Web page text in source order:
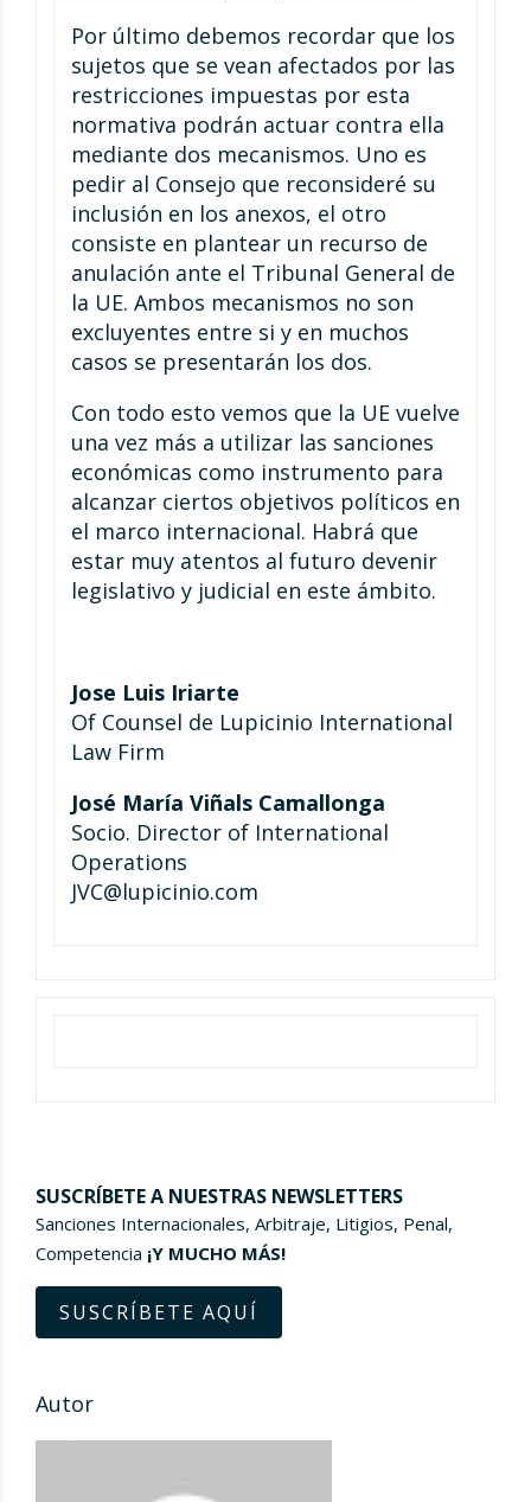
Por último debemos recordar que los
sujetos que se vean afectados por las
restricciones impuestas por esta
normativa podrán actuar contra ella
mediante dos mecanismos. Uno es
pedir al Consejo que reconsideré su
inclusión en los anexos, el otro
consiste en plantear un recurso de
anulación ante el Tribunal General de
la UE. Ambos mecanismos no son
excluyentes entre si y en muchos
casos se presentarán los dos.
Con todo esto vemos que la UE vuelve
una vez más a utilizar las sanciones
económicas como instrumento para
alcanzar ciertos objetivos políticos en
el marco internacional. Habrá que
estar muy atentos al futuro devenir
legislativo y judicial en este ámbito.
Jose Luis Iriarte
Of Counsel de Lupicinio International
Law Firm
José María Viñals Camallonga
Socio. Director of International
Operations
JVC@lupicinio.com
SUSCRÍBETE A NUESTRAS NEWSLETTERS
Sanciones Internacionales, Arbitraje, Litigios, Penal,
Competencia ¡Y MUCHO MÁS!
SUSCRÍBETE AQUÍ
Autor